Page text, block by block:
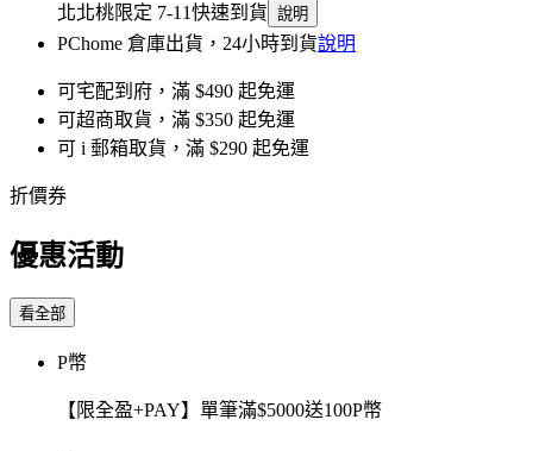
北北桃限定 7-11快速到貨 說明
PChome 倉庫出貨，24小時到貨說明
可宅配到府，滿 $490 起免運
可超商取貨，滿 $350 起免運
可 i 郵箱取貨，滿 $290 起免運
折價券
優惠活動
看全部
P幣
【限全盈+PAY】單筆滿$5000送100P幣